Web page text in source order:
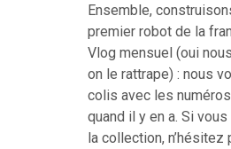
Ensemble,
premier robot de la
Vlog mensuel (oui
on le rattrape) : nous
colis avec les
quand il y en a. Si
la collection,